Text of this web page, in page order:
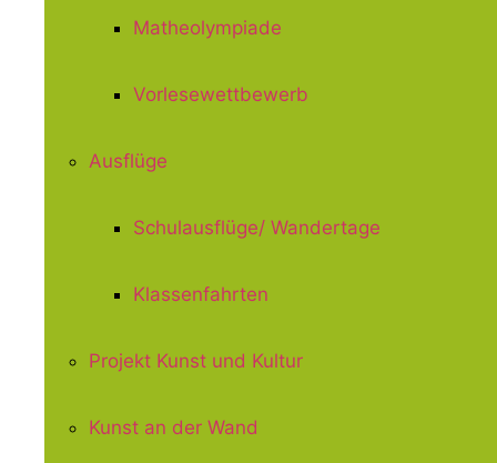
Matheolympiade
Vorlesewettbewerb
Ausflüge
Schulausflüge/ Wandertage
Klassenfahrten
Projekt Kunst und Kultur
Kunst an der Wand